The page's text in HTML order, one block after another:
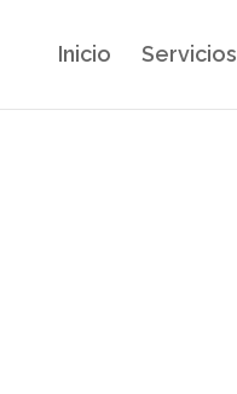
Inicio Servicios